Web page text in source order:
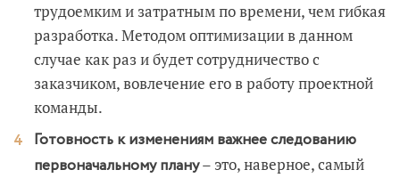
трудоемким и затратным по времени, чем гибкая
разработка. Методом оптимизации в данном
случае как раз и будет сотрудничество с
заказчиком, вовлечение его в работу проектной
команды.
Готовность к изменениям важнее следованию
первоначальному плану– это, наверное, самый